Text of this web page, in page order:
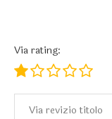
Via rating: